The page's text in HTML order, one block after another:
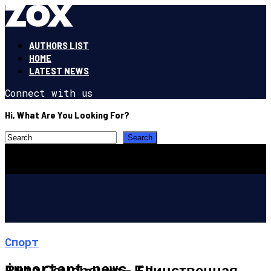
AUTHORS LIST
HOME
LATEST NEWS
Connect with us
Hi, What Are You Looking For?
Спорт